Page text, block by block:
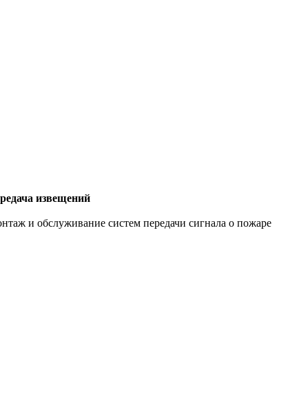
извещений
и обслуживание систем передачи сигнала о пожаре